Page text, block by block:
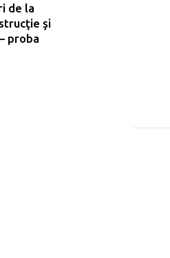
de la
şi
proba